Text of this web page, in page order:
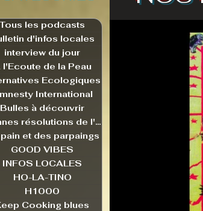
Tous les podcasts
d'infos locales
interview du jour
l'Ecoute de la Peau
Ecologiques
International
Bulles à découvrir
Bonnes résolutions de l'autruche
et des parpaings
GOOD VIBES
INFOS LOCALES
HO-LA-TINO
H1000
Cooking blues